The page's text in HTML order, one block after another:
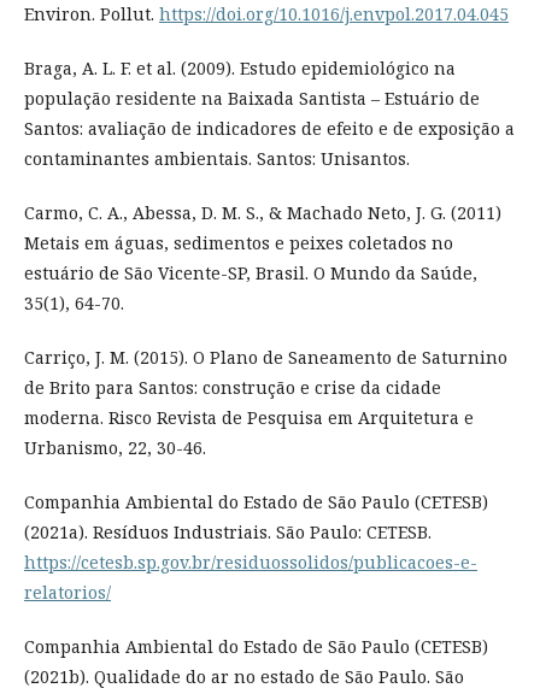
Environ. Pollut. https://doi.org/10.1016/j.envpol.2017.04.045
Braga, A. L. F. et al. (2009). Estudo epidemiológico na
população residente na Baixada Santista – Estuário de
Santos: avaliação de indicadores de efeito e de exposição a
contaminantes ambientais. Santos: Unisantos.
Carmo, C. A., Abessa, D. M. S., & Machado Neto, J. G. (2011)
Metais em águas, sedimentos e peixes coletados no
estuário de São Vicente-SP, Brasil. O Mundo da Saúde,
35(1), 64-70.
Carriço, J. M. (2015). O Plano de Saneamento de Saturnino
de Brito para Santos: construção e crise da cidade
moderna. Risco Revista de Pesquisa em Arquitetura e
Urbanismo, 22, 30-46.
Companhia Ambiental do Estado de São Paulo (CETESB)
(2021a). Resíduos Industriais. São Paulo: CETESB.
https://cetesb.sp.gov.br/residuossolidos/publicacoes-e-
relatorios/
Companhia Ambiental do Estado de São Paulo (CETESB)
(2021b). Qualidade do ar no estado de São Paulo. São